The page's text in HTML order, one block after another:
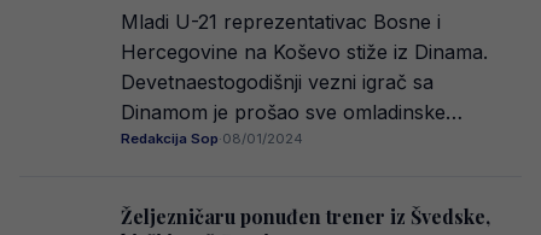
Mladi U-21 reprezentativac Bosne i
Hercegovine na Koševo stiže iz Dinama.
Devetnaestogodišnji vezni igrač sa
Dinamom je prošao sve omladinske…
Redakcija Sop·08/01/2024
Željezničaru ponuđen trener iz Švedske,